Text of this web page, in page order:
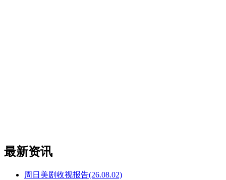
最新资讯
周日美剧收视报告(26.08.02)